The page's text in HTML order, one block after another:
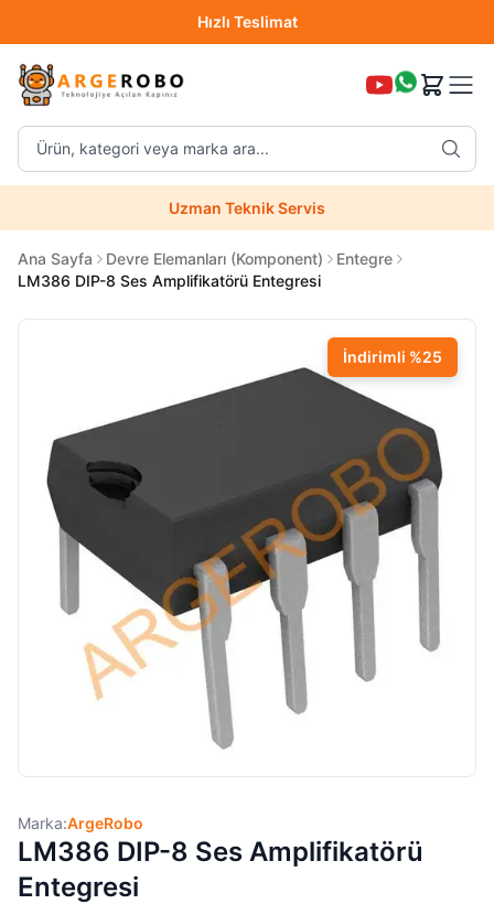
Hızlı Teslimat
Ürün, kategori veya marka ara...
Uzman Teknik Servis
Ana Sayfa Devre Elemanları (Komponent)
Entegre
LM386 DIP-8 Ses Amplifikatörü Entegresi
İndirimli %25
Marka:ArgeRobo
LM386 DIP-8 Ses Amplifikatörü
Entegresi